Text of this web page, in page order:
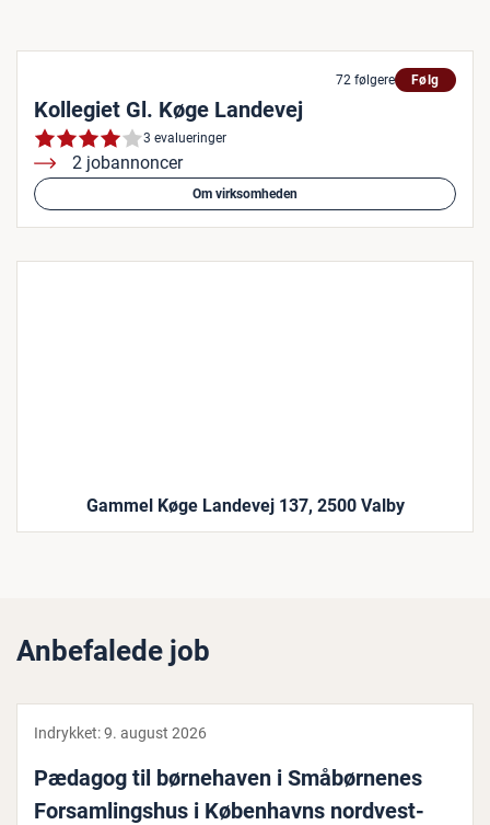
72 følgere Følg
Kollegiet Gl. Køge Landevej
3 evalueringer
2 jobannoncer
Om virksomheden
Gammel Køge Landevej 137, 2500 Valby
Anbefalede job
Indrykket:9. august 2026
Pædagog til bør­ne­ha­ven i Småbør­ne­nes
For­sam­lings­hus i Kø­ben­havns nord­ve­st­